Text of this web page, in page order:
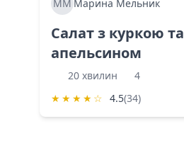
ММ Марина Мельник
Салат з куркою та
апельсином
20 хвилин
4
★ ★ ★ ★ ☆ 4.5(34)